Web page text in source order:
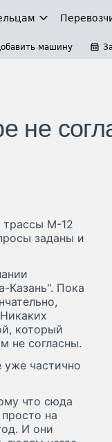
машину
не
трассы М-12
заданы и
Казань". Пока
который
не согласны.
уже частично
что сюда
на
И они